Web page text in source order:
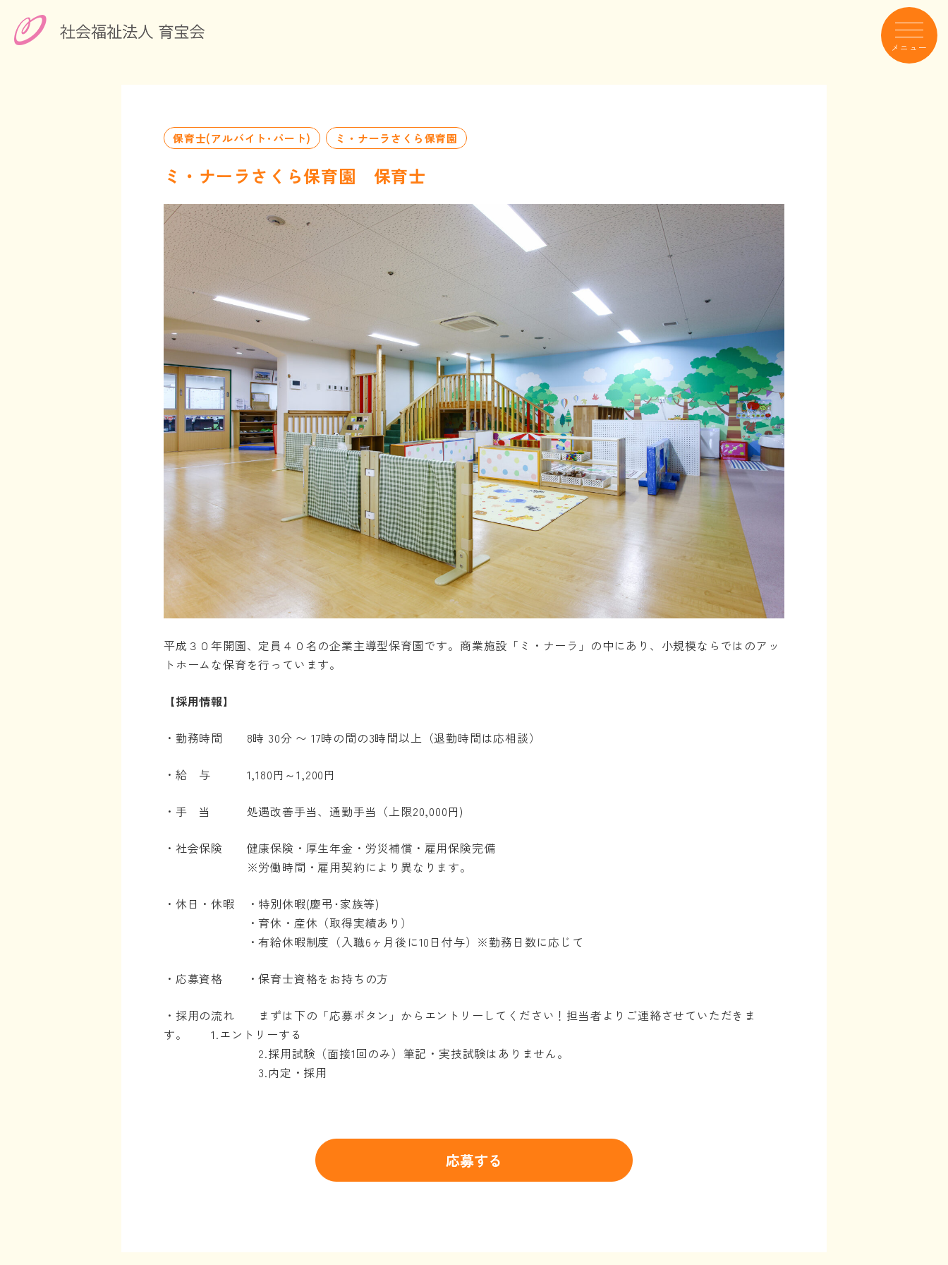
保育士(アルバイト･パート) ミ・ナーラさくら保育園
ミ・ナーラさくら保育園 保育士
平成３０年開園、定員４０名の企業主導型保育園です。商業施設「ミ・ナーラ」の中にあり、小規模ならではのアッ
トホームな保育を行っています。
【採用情報】
・勤務時間 8時 30分 〜 17時の間の3時間以上（退勤時間は応相談）
・給 与 1,180円～1,200円
・手 当 処遇改善手当、通勤手当（上限20,000円)
・社会保険 健康保険・厚生年金・労災補償・雇用保険完備
※労働時間・雇用契約により異なります。
・休日・休暇 ・特別休暇(慶弔･家族等)
・育休・産休（取得実績あり）
・有給休暇制度（入職6ヶ月後に10日付与）※勤務日数に応じて
・応募資格 ・保育士資格をお持ちの方
・採用の流れ まずは下の「応募ボタン」からエントリーしてください！担当者よりご連絡させていただきま
す。 1.エントリーする
2.採用試験（面接1回のみ）筆記・実技試験はありません。
3.内定・採用